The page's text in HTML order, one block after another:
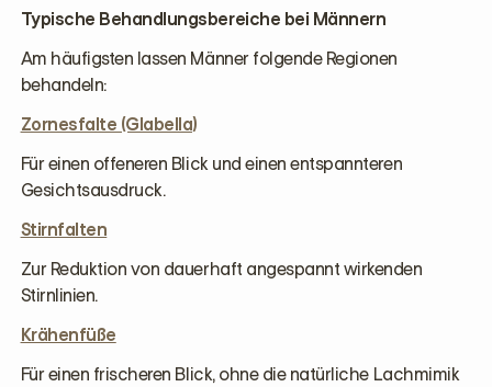
Typische Behandlungsbereiche bei Männern
Am häufigsten lassen Männer folgende Regionen
behandeln:
Zornesfalte (Glabella)
Für einen offeneren Blick und einen entspannteren
Gesichtsausdruck.
Stirnfalten
Zur Reduktion von dauerhaft angespannt wirkenden
Stirnlinien.
Krähenfüße
Für einen frischeren Blick, ohne die natürliche Lachmimik